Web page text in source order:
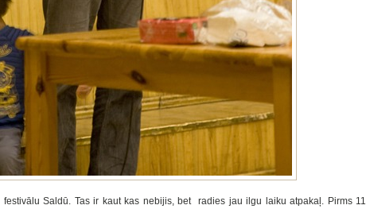
festivālu Saldū. Tas ir kaut kas nebijis, bet radies jau ilgu laiku atpakaļ. Pirms 11